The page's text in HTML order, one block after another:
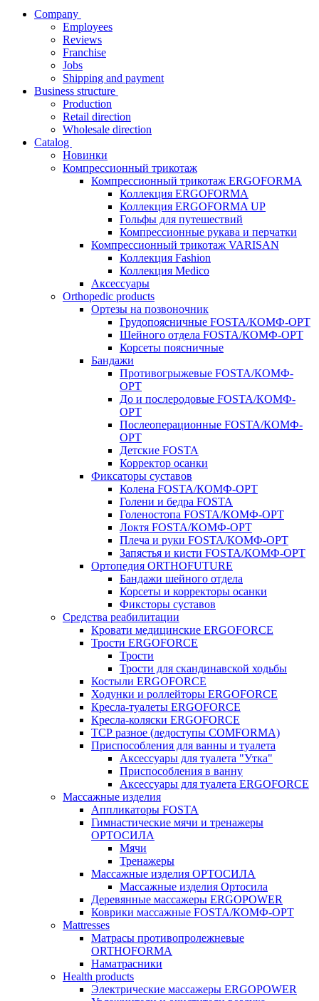
Company
Employees
Reviews
Franchise
Jobs
Shipping and payment
Business structure
Production
Retail direction
Wholesale direction
Catalog
Новинки
Компрессионный трикотаж
Компрессионный трикотаж ERGOFORMA
Коллекция ERGOFORMA
Коллекция ERGOFORMA UP
Гольфы для путешествий
Компрессионные рукава и перчатки
Компрессионный трикотаж VARISAN
Коллекция Fashion
Коллекция Medico
Аксессуары
Orthopedic products
Ортезы на позвоночник
Грудопоясничные FOSTA/КОМФ-ОРТ
Шейного отдела FOSTA/КОМФ-ОРТ
Корсеты поясничные
Бандажи
Противогрыжевые FOSTA/КОМФ-
ОРТ
До и послеродовые FOSTA/КОМФ-
ОРТ
Послеоперационные FOSTA/КОМФ-
ОРТ
Детские FOSTA
Корректор осанки
Фиксаторы суставов
Колена FOSTA/КОМФ-ОРТ
Голени и бедра FOSTA
Голеностопа FOSTA/КОМФ-ОРТ
Локтя FOSTA/КОМФ-ОРТ
Плеча и руки FOSTA/КОМФ-ОРТ
Запястья и кисти FOSTA/КОМФ-ОРТ
Ортопедия ORTHOFUTURE
Бандажи шейного отдела
Корсеты и корректоры осанки
Фиксторы суставов
Средства реабилитации
Кровати медицинские ERGOFORCE
Трости ERGOFORCE
Трости
Трости для скандинавской ходьбы
Костыли ERGOFORCE
Ходунки и роллейторы ERGOFORCE
Кресла-туалеты ERGOFORCE
Кресла-коляски ERGOFORCE
ТСР разное (ледоступы COMFORMA)
Приспособления для ванны и туалета
Аксессуары для туалета "Утка"
Приспособления в ванну
Аксессуары для туалета ERGOFORCE
Массажные изделия
Аппликаторы FOSTA
Гимнастические мячи и тренажеры
ОРТОСИЛА
Мячи
Тренажеры
Массажные изделия ОРТОСИЛА
Массажные изделия Ортосила
Деревянные массажеры ERGOPOWER
Коврики массажные FOSTA/КОМФ-ОРТ
Мattresses
Матрасы противопролежневые
ORTHOFORMA
Наматрасники
Health products
Электрические массажеры ERGOPOWER